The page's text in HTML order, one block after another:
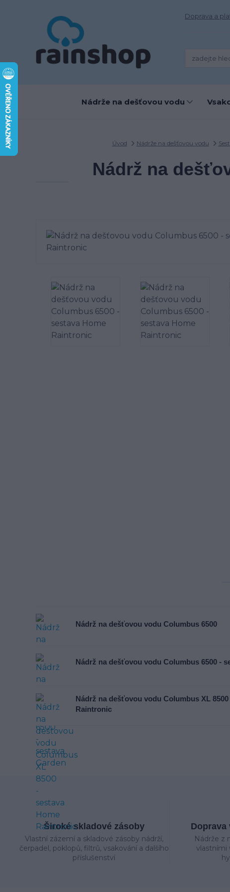
Doprava a
Nádrže na dešťovou vodu
Úvod Nádrže na dešťovou vodu
Nádrž na
Nádrž na dešťovou vodu Columbus 6500
Nádrž na dešťovou vodu Columbus 6500 -
Nádrž na dešťovou vodu Columbus XL
Raintronic
Široké skladové zásoby
Vlastní zázemí a skladové zásoby nádrží,
čerpadel, poklopů, filtrů, vsakování a dalšího
příslušenství
Doprava
Nádrže z
vlastními